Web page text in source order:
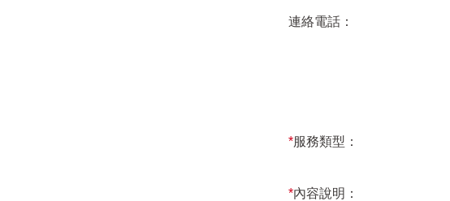
連絡電話：
*服務類型：
*內容說明：